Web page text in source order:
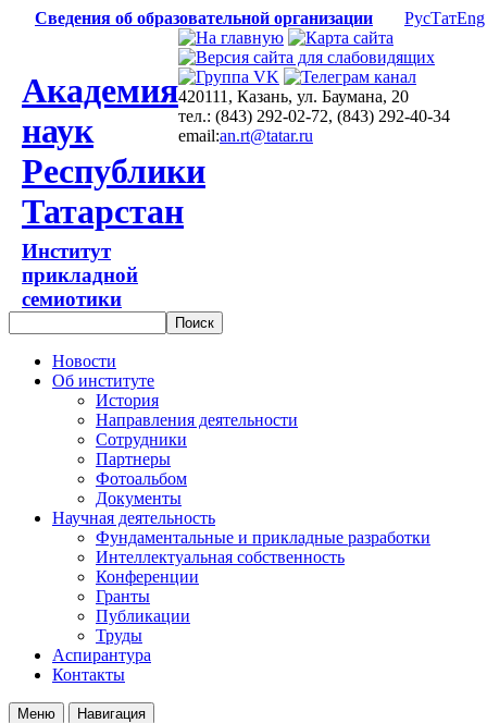
Сведения об образовательной организации РусТатEng
Академия
наук
Республики
Татарстан
Институт
прикладной
семиотики
420111, Казань, ул. Баумана, 20
тел.: (843) 292-02-72, (843) 292-40-34
email:an.rt@tatar.ru
Новости
Об институте
История
Направления деятельности
Сотрудники
Партнеры
Фотоальбом
Документы
Научная деятельность
Фундаментальные и прикладные разработки
Интеллектуальная собственность
Конференции
Гранты
Публикации
Труды
Аспирантура
Контакты
Меню Навигация